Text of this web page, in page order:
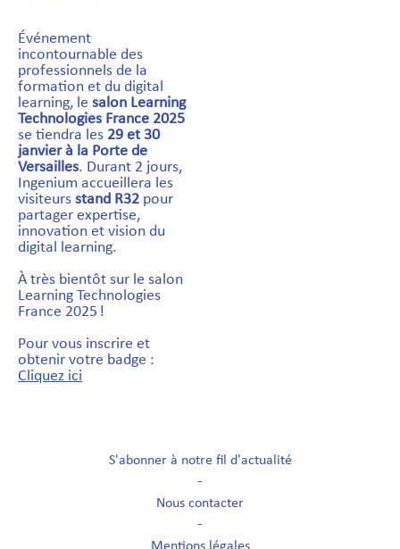
Événement
incontournable des
professionnels de la
formation et du digital
learning, le salon Learning
Technologies France 2025
se tiendra les 29 et 30
janvier à la Porte de
Versailles. Durant 2 jours,
Ingenium accueillera les
visiteurs stand R32 pour
partager expertise,
innovation et vision du
digital learning.
À très bientôt sur le salon
Learning Technologies
France 2025 !
Pour vous inscrire et
obtenir votre badge :
Cliquez ici
S'abonner à notre fil d'actualité
-
Nous contacter
-